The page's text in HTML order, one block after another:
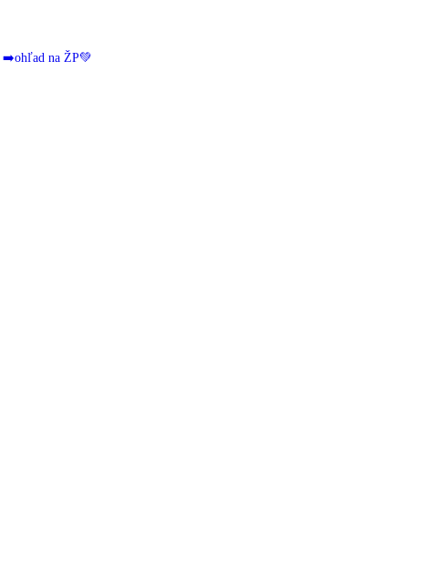
➡️ohľad na ŽP💚